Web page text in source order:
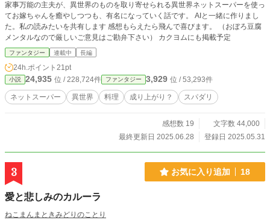
家事万能の主夫が、異世界のものを取り寄せられる異世界ネットスーパーを使っ
てお嫁ちゃんを癒やしつつも、有名になっていく話です。 AIと一緒に作りまし
た。私の読みたいを共有します 感想もらえたら飛んで喜びます。 （おぼろ豆腐
メンタルなので厳しいご意見はご勘弁下さい） カクヨムにも掲載予定
ファンタジー 連載中 長編
24h.ポイント 21pt
小説 24,935 位 / 228,724件 ファンタジー 3,929 位 / 53,293件
ネットスーパー 異世界 料理 成り上がり？ スパダリ
感想数 19
文字数 44,000
最終更新日 2025.06.28
登録日 2025.05.31
3 お気に入り追加 18
愛と悲しみのカルーラ
ねこまんまときみどりのことり